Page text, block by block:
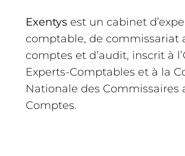
Exentys est un cabinet
comptable, de commissariat
comptes et d’audit, inscrit à
Experts-Comptables et à la
Nationale des Commissaires
Comptes.